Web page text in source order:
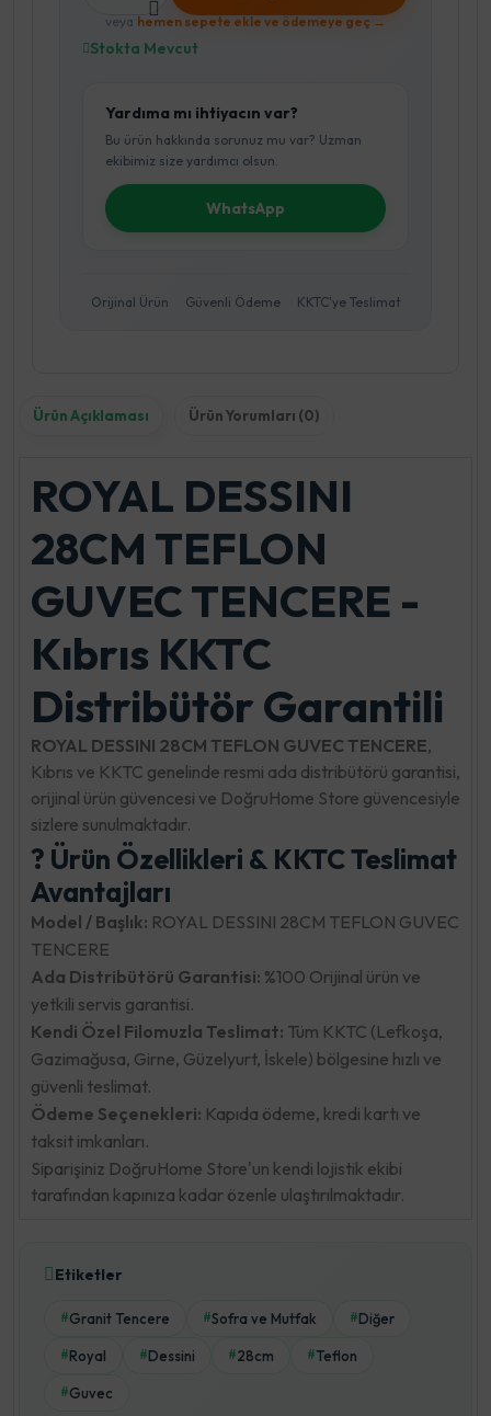
veya hemen sepete ekle ve ödemeye geç →
Stokta Mevcut
Yardıma mı ihtiyacın var?
Bu ürün hakkında sorunuz mu var? Uzman
ekibimiz size yardımcı olsun.
WhatsApp
Orijinal Ürün Güvenli Ödeme KKTC'ye Teslimat
Ürün Açıklaması Ürün Yorumları (0)
ROYAL DESSINI
28CM TEFLON
GUVEC TENCERE -
Kıbrıs KKTC
Distribütör Garantili
ROYAL DESSINI 28CM TEFLON GUVEC TENCERE,
Kıbrıs ve KKTC genelinde resmi ada distribütörü garantisi,
orijinal ürün güvencesi ve DoğruHome Store güvencesiyle
sizlere sunulmaktadır.
? Ürün Özellikleri & KKTC Teslimat
Avantajları
Model / Başlık: ROYAL DESSINI 28CM TEFLON GUVEC
TENCERE
Ada Distribütörü Garantisi: %100 Orijinal ürün ve
yetkili servis garantisi.
Kendi Özel Filomuzla Teslimat: Tüm KKTC (Lefkoşa,
Gazimağusa, Girne, Güzelyurt, İskele) bölgesine hızlı ve
güvenli teslimat.
Ödeme Seçenekleri: Kapıda ödeme, kredi kartı ve
taksit imkanları.
Siparişiniz DoğruHome Store'un kendi lojistik ekibi
tarafından kapınıza kadar özenle ulaştırılmaktadır.
Etiketler
#Granit Tencere #Sofra ve Mutfak #Diğer
#Royal #Dessini #28cm #Teflon
#Guvec